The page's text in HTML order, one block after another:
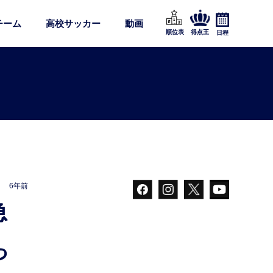
ーム 高校サッカー 動画
順位表 得点王 日程
6年前